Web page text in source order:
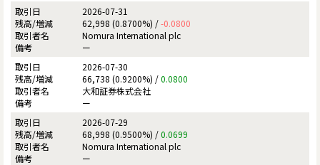
2026-07-31
62,998 (0.8700%) /-0.0800
Nomura International plc
ー
2026-07-30
66,738 (0.9200%) /0.0800
大和証券株式会社
ー
2026-07-29
68,998 (0.9500%) /0.0699
Nomura International plc
ー